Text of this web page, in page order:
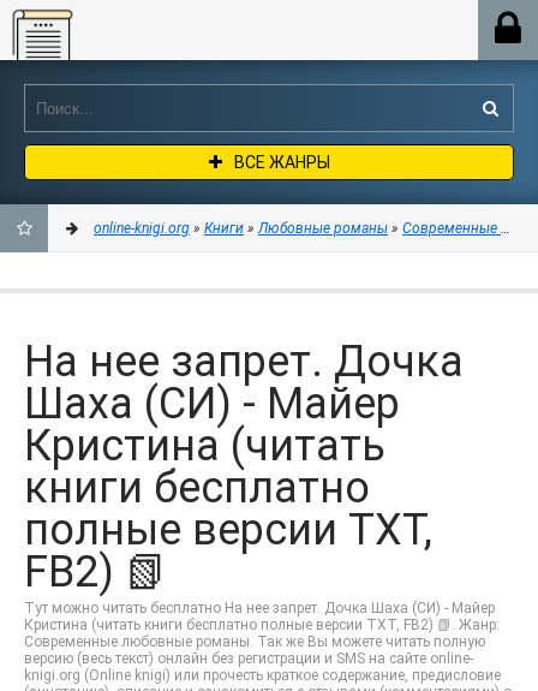
Online-knigi.org
ВСЕ ЖАНРЫ
ЗАКЛАДКИ
online-knigi.org » Книги »Любовные романы » Современные
На нее запрет. Дочка
Шаха (СИ) - Майер
Кристина (читать
книги бесплатно
полные версии TXT,
FB2) 📗
Тут можно читать бесплатно На нее запрет. Дочка Шаха (СИ) - Майер
Кристина (читать книги бесплатно полные версии TXT, FB2) 📗. Жанр:
Современные любовные романы. Так же Вы можете читать полную
версию (весь текст) онлайн без регистрации и SMS на сайте online-
knigi.org (Online knigi) или прочесть краткое содержание, предисловие